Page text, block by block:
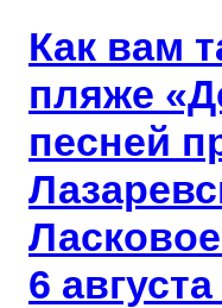
Как вам
пляже
песней
6